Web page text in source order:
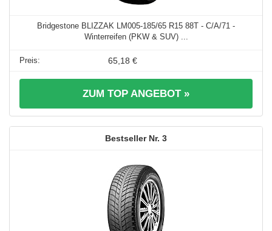
Bridgestone BLIZZAK LM005-185/65 R15 88T - C/A/71 -
Winterreifen (PKW & SUV) ...
65,18 €
ZUM TOP ANGEBOT »
3